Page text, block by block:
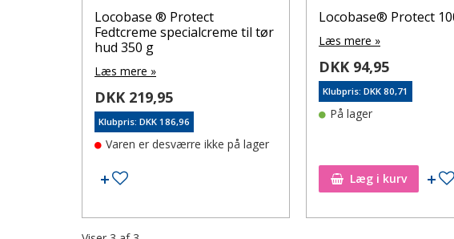
Locobase ® Protect
Fedtcreme specialcreme til tør
hud 350 g
Læs mere »
DKK 219,95
Klubpris: DKK 186,96
Varen er desværre ikke på lager
Tilføj til ønskeseddel
Locobase® Protect
Læs mere »
DKK 94,95
Klubpris: DKK 80,71
På lager
Læg i kurv